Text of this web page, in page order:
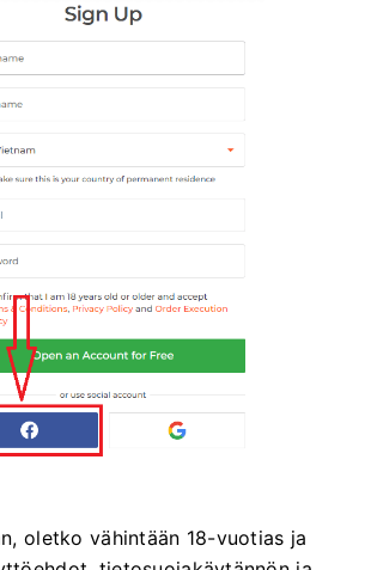
oletko vähintään 18-vuotias ja